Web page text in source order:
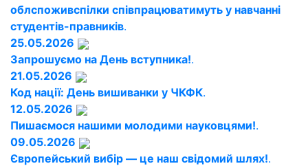
облспоживспілки співпрацюватимуть у навчанні
студентів-правників.
25.05.2026
Запрошуємо на День вступника!.
21.05.2026
Код нації: День вишиванки у ЧКФК.
12.05.2026
Пишаємося нашими молодими науковцями!.
09.05.2026
Європейський вибір — це наш свідомий шлях!.